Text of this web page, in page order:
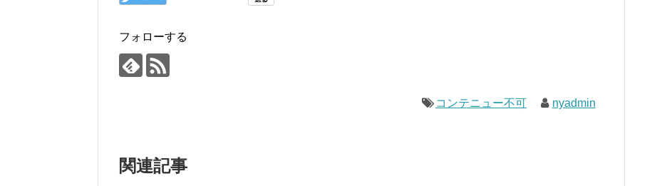
フォローする
コンテニュー不可 nyadmin
関連記事